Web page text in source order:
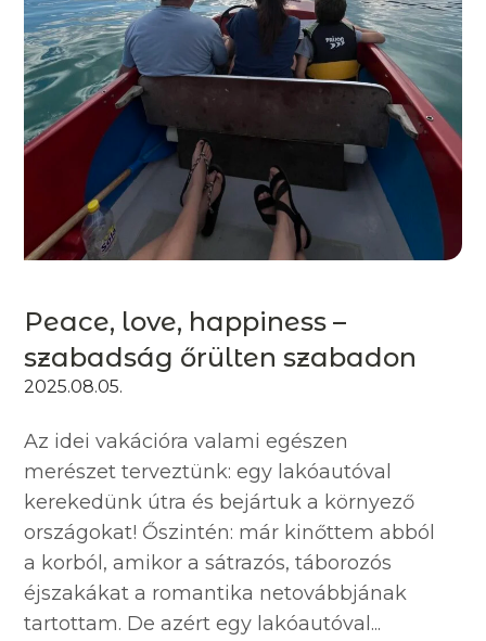
Peace, love, happiness –
szabadság őrülten szabadon
2025.08.05.
Az idei vakációra valami egészen
merészet terveztünk: egy lakóautóval
kerekedünk útra és bejártuk a környező
országokat! Őszintén: már kinőttem abból
a korból, amikor a sátrazós, táborozós
éjszakákat a romantika netovábbjának
tartottam. De azért egy lakóautóval...